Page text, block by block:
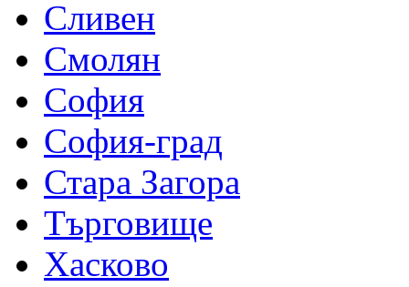
Сливен
Смолян
София
София-град
Стара Загора
Търговище
Хасково